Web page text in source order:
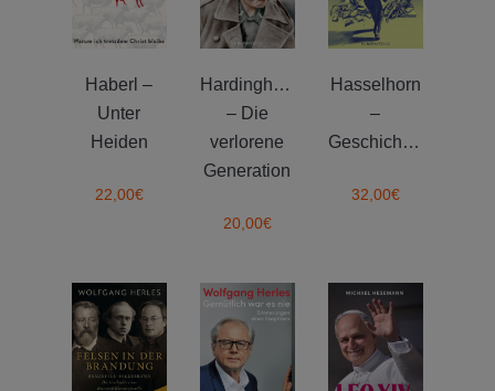
Haberl –
Unter
Heiden
22,00€
Hardinghaus
– Die
verlorene
Generation
20,00€
Hasselhorn
–
Geschichtsmythen
32,00€